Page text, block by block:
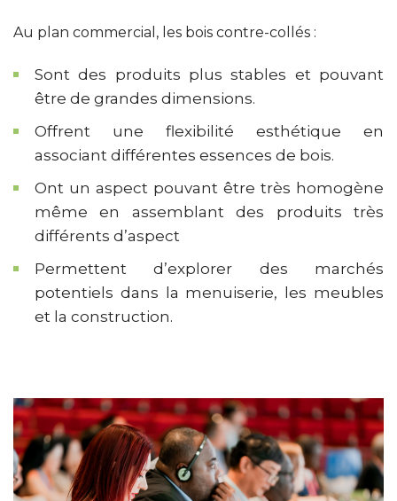
Au plan commercial, les bois contre-collés :
Sont des produits plus stables et pouvant
être de grandes dimensions.
Offrent une flexibilité esthétique en
associant différentes essences de bois.
Ont un aspect pouvant être très homogène
même en assemblant des produits très
différents d’aspect
Permettent d’explorer des marchés
potentiels dans la menuiserie, les meubles
et la construction.